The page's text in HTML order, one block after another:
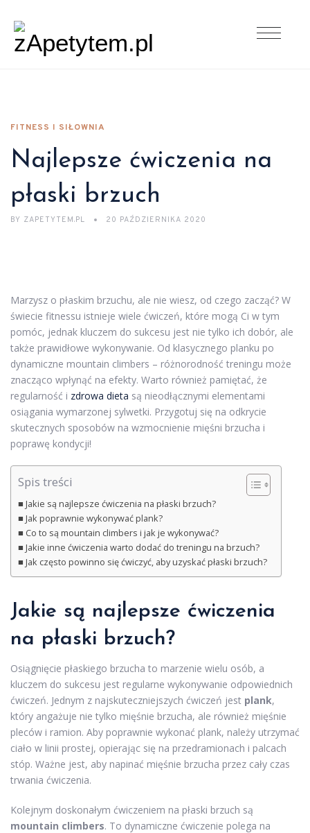
FITNESS I SIŁOWNIA
Najlepsze ćwiczenia na
płaski brzuch
BY ZAPETYTEM.PL 20 PAŹDZIERNIKA 2020
Marzysz o płaskim brzuchu, ale nie wiesz, od czego zacząć? W
świecie fitnessu istnieje wiele ćwiczeń, które mogą Ci w tym
pomóc, jednak kluczem do sukcesu jest nie tylko ich dobór, ale
także prawidłowe wykonywanie. Od klasycznego planku po
dynamiczne mountain climbers – różnorodność treningu może
znacząco wpłynąć na efekty. Warto również pamiętać, że
regularność i zdrowa dieta są nieodłącznymi elementami
osiągania wymarzonej sylwetki. Przygotuj się na odkrycie
skutecznych sposobów na wzmocnienie mięśni brzucha i
poprawę kondycji!
Spis treści
Jakie są najlepsze ćwiczenia na płaski brzuch?
Jak poprawnie wykonywać plank?
Co to są mountain climbers i jak je wykonywać?
Jakie inne ćwiczenia warto dodać do treningu na brzuch?
Jak często powinno się ćwiczyć, aby uzyskać płaski brzuch?
Jakie są najlepsze ćwiczenia
na płaski brzuch?
Osiągnięcie płaskiego brzucha to marzenie wielu osób, a
kluczem do sukcesu jest regularne wykonywanie odpowiednich
ćwiczeń. Jednym z najskuteczniejszych ćwiczeń jest plank,
który angażuje nie tylko mięśnie brzucha, ale również mięśnie
pleców i ramion. Aby poprawnie wykonać plank, należy utrzymać
ciało w linii prostej, opierając się na przedramionach i palcach
stóp. Ważne jest, aby napinać mięśnie brzucha przez cały czas
trwania ćwiczenia.
Kolejnym doskonałym ćwiczeniem na płaski brzuch są
mountain climbers. To dynamiczne ćwiczenie polega na